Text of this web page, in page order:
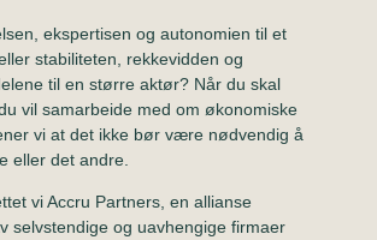
ekspertisen og autonomien til et
stabiliteten, rekkevidden og
til en større aktør? Når du skal
vil samarbeide med om økonomiske
vi at det ikke bør være nødvendig å
eller det andre.
vi Accru Partners, en allianse
selvstendige og uavhengige firmaer